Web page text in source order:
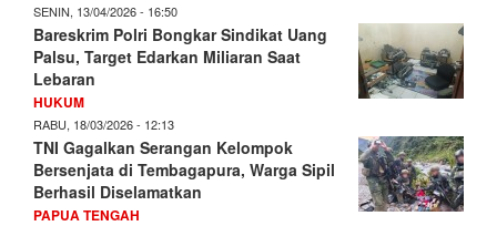
SENIN, 13/04/2026 - 16:50
Bareskrim Polri Bongkar Sindikat Uang
Palsu, Target Edarkan Miliaran Saat
Lebaran
HUKUM
RABU, 18/03/2026 - 12:13
TNI Gagalkan Serangan Kelompok
Bersenjata di Tembagapura, Warga Sipil
Berhasil Diselamatkan
PAPUA TENGAH